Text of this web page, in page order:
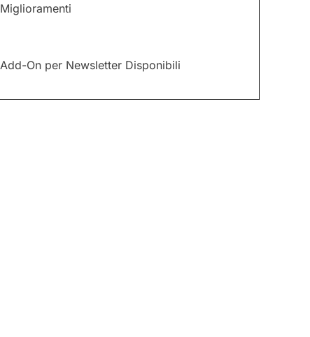
Miglioramenti
Add-On per Newsletter Disponibili